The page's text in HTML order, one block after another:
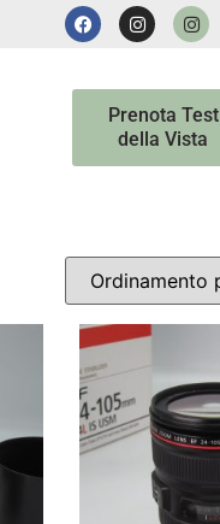
Prenota Test
della Vista